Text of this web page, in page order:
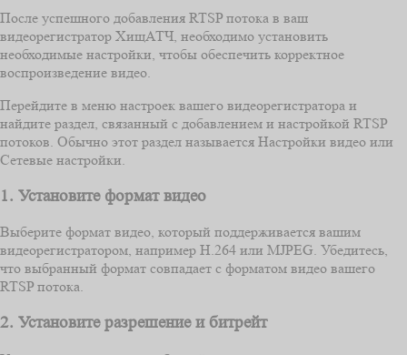
После успешного добавления RTSP потока в ваш
видеорегистратор ХищАТЧ, необходимо установить
необходимые настройки, чтобы обеспечить корректное
воспроизведение видео.
Перейдите в меню настроек вашего видеорегистратора и
найдите раздел, связанный с добавлением и настройкой RTSP
потоков. Обычно этот раздел называется Настройки видео или
Сетевые настройки.
1. Установите формат видео
Выберите формат видео, который поддерживается вашим
видеорегистратором, например H.264 или MJPEG. Убедитесь,
что выбранный формат совпадает с форматом видео вашего
RTSP потока.
2. Установите разрешение и битрейт